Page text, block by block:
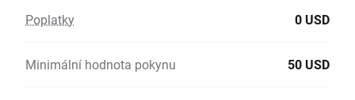
Poplatky 0 USD
Minimální hodnota pokynu 50 USD